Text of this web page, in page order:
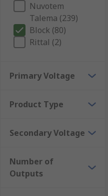
Nuvotem
Talema (239)
Block (80)
Rittal (2)
Primary Voltage
Product Type
Secondary Voltage
Number of
Outputs